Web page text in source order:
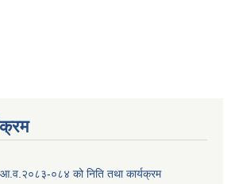
आ.व.२०८३-०८४ को निति तथा कार्यक्रम